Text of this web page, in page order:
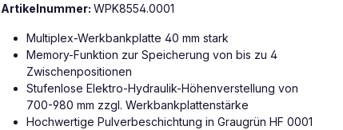
Artikelnummer: WPK8554.0001
Multiplex-Werkbankplatte 40 mm stark
Memory-Funktion zur Speicherung von bis zu 4
Zwischenpositionen
Stufenlose Elektro-Hydraulik-Höhenverstellung von
700-980 mm zzgl. Werkbankplattenstärke
Hochwertige Pulverbeschichtung in Graugrün HF 0001